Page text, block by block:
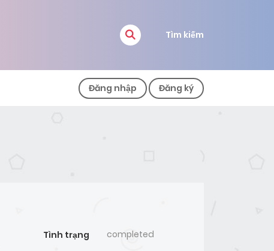
Tìm kiếm
Đăng nhập Đăng ký
Tình trạng completed